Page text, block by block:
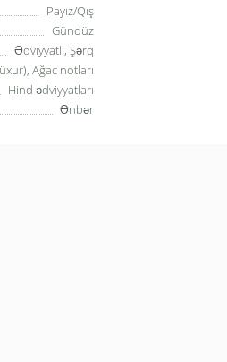
Payız/Qış
Gündüz
Ədviyyatlı, Şərq
Ağac notları
Hind ədviyyatları
Ənbər